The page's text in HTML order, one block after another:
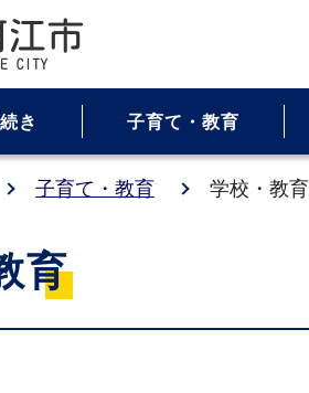
き 子育て・教育
子育て・教育 学校・教育
育